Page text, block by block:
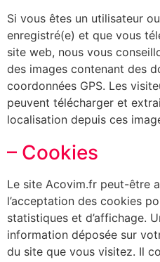
Si vous êtes un utilisateur
enregistré(e) et que vous
site web, nous vous
des images contenant des
coordonnées GPS. Les
peuvent télécharger et
localisation depuis ces
– Cookies
Le site Acovim.fr peut-être
l’acceptation des cookies
statistiques et d’affichage.
information déposée sur
du site que vous visitez. Il